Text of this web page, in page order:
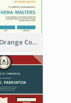
Blue And Orange Company Triangles With Badge Certificate